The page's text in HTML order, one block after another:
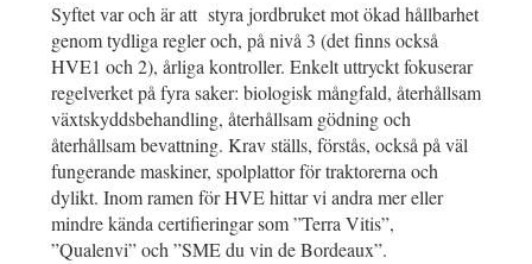
Syftet var och är att styra jordbruket mot ökad hållbarhet
genom tydliga regler och, på nivå 3 (det finns också
HVE1 och 2), årliga kontroller. Enkelt uttryckt fokuserar
regelverket på fyra saker: biologisk mångfald, återhållsam
växtskyddsbehandling, återhållsam gödning och
återhållsam bevattning. Krav ställs, förstås, också på väl
fungerande maskiner, spolplattor för traktorerna och
dylikt. Inom ramen för HVE hittar vi andra mer eller
mindre kända certifieringar som ”Terra Vitis”,
”Qualenvi” och ”SME du vin de Bordeaux”.